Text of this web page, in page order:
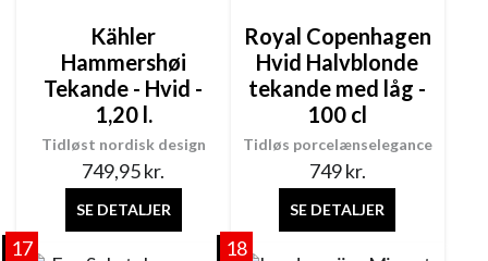
Tidløst nordisk design
Kähler
Hammershøi
Tekande - Hvid -
1,20 l.
749,95kr.
SE DETALJER
Tidløs porcelænselegance
Royal Copenhagen
Hvid Halvblonde
tekande med låg -
100 cl
749kr.
SE DETALJER
17 18